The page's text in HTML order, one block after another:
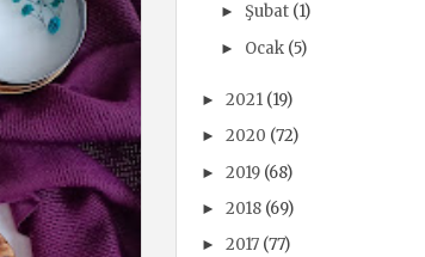
► Şubat (1)
► Ocak (5)
►2021 (19)
►2020 (72)
►2019 (68)
►2018 (69)
►2017 (77)